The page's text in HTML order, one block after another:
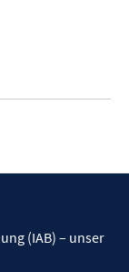
(IAB) – unser